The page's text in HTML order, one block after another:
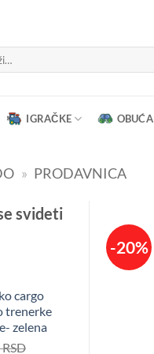
IGRAČKE OBUĆA
» PRODAVNICA
svideti
cargo
trenerke
zelena
RSD
-20%